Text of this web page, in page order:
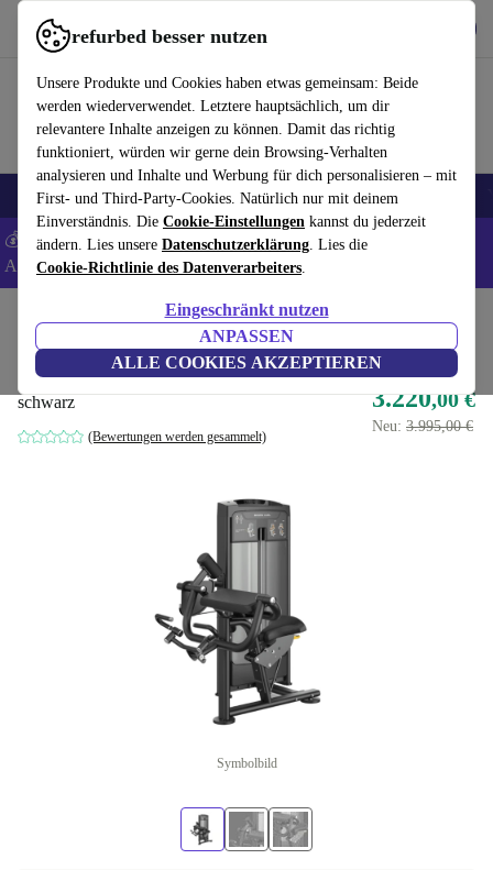
refurbed besser nutzen
Unsere Produkte und Cookies haben etwas gemeinsam: Beide
werden wiederverwendet. Letztere hauptsächlich, um dir
relevantere Inhalte anzeigen zu können. Damit das richtig
funktioniert, würden wir gerne dein Browsing-Verhalten
analysieren und Inhalte und Werbung für dich personalisieren – mit
First- und Third-Party-Cookies. Natürlich nur mit deinem
Einverständnis. Die Cookie-Einstellungen kannst du jederzeit
ändern. Lies unsere Datenschutzerklärung. Lies die
Cookie-Richtlinie des Datenverarbeiters.
Eingeschränkt nutzen
ANPASSEN
ALLE COOKIES AKZEPTIEREN
refurbed schnell und einfach nutzen
🎒 Back to school Elektronik Haushalt Küche Sport
💰 Extra -5% auf Samsung- und Google-Smartphones - Code:
ANDROID5 -AGB
Fitnessgeräte Krafttraining
Toorx PLX-8600 Bizeps Curl
schwarz
(Bewertungen werden gesammelt)
3.220,00 €
Neu: 3.995,00 €
Symbolbild